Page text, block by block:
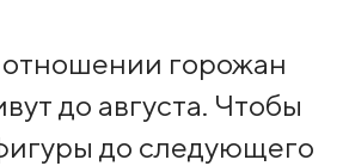
горожан
до августа. Чтобы
до следующего